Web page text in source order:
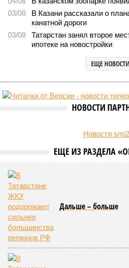
03/08
В Казани рассказали о
канатной дороги
03/08
Татарстан занял второе
ипотеке на новостройки
ЕЩЕ НОВОСТИ
НОВОСТИ
Новости
ЕЩЕ ИЗ РАЗДЕЛА
Дальше – больше